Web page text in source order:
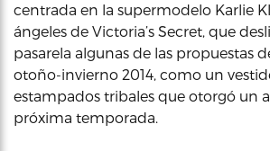
centrada en la supermodelo Karlie
ángeles de Victoria’s Secret, que
pasarela algunas de las propuestas
otoño-invierno 2014, como un
estampados tribales que otorgó un
próxima temporada.